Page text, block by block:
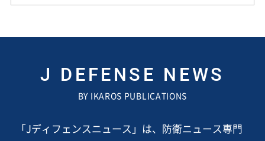
J DEFENSE NEWS
BY IKAROS PUBLICATIONS
「Jディフェンスニュース」は、防衛ニュース専門